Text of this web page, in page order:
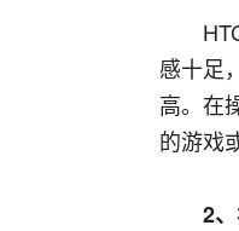
感十足
高。在
的游戏
2